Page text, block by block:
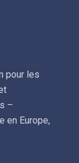
pour les
–
en Europe,